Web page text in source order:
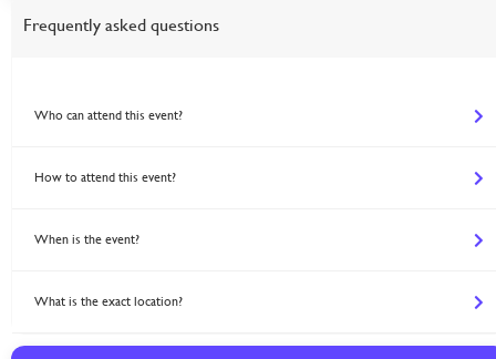
Frequently asked questions
Who can attend this event?
How to attend this event?
When is the event?
What is the exact location?